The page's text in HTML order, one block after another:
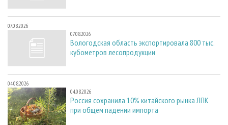
07.08.2026
07.08.2026
Вологодская область экспортировала 800 тыс.
кубометров лесопродукции
04.08.2026
04.08.2026
Россия сохранила 10% китайского рынка ЛПК
при общем падении импорта